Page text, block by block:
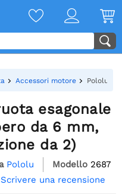
Accessori motore Pololu
esagonale
da 6 mm,
da 2)
Pololu Modello 2687
Scrivere una recensione